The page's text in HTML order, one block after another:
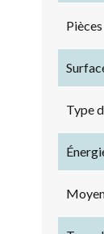
Pièces
Type